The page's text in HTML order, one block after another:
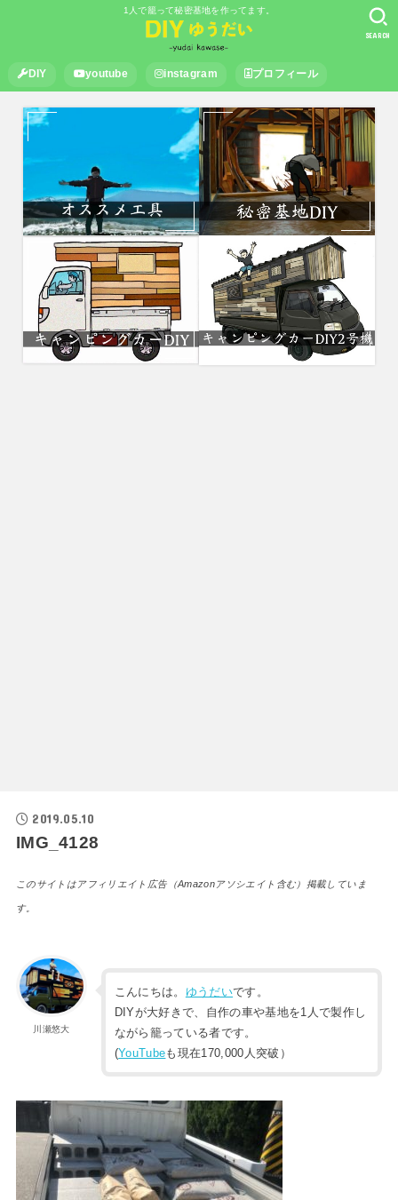
1人で籠って秘密基地を作ってます。
DIY youtube instagram プロフィール
SEARCH
2019.05.10
IMG_4128
このサイトはアフィリエイト広告（Amazonアソシエイト含む）掲載していま
す。
川瀬悠大
こんにちは。 ゆうだいです。
DIYが大好きで、自作の車や基地を1人で製作し
ながら籠っている者です。
(YouTubeも現在170,000人突破）